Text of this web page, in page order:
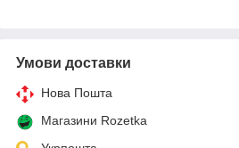
Умови доставки
Нова Пошта
Магазини Rozetka